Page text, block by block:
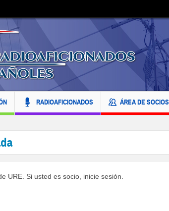
RADIOAFICIONADOS ÁREA DE SOCIOS
URE. Si usted es socio, inicie sesión.